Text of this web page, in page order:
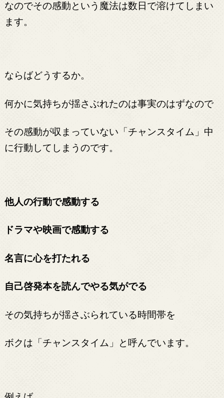
なのでその感動という魔法は数日で溶けてしまい
ます。
ならばどうするか。
何かに気持ちが揺さぶれたのは事実のはずなので
その感動が収まっていない「チャンスタイム」中
に行動してしまうのです。
他人の行動で感動する
ドラマや映画で感動する
名言に心を打たれる
自己啓発本を読んでやる気がでる
その気持ちが揺さぶられている時間帯を
ボクは「チャンスタイム」と呼んでいます。